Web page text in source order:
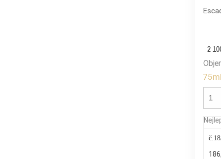
2
75ml